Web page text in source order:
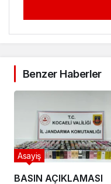
Benzer Haberler
BASIN AÇIKLAMASI
Asayiş